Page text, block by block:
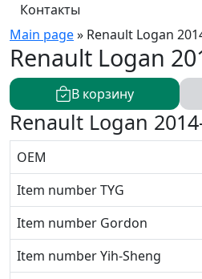
Контакты
Main page» Renault Logan
Renault Logan
В корзину
Renault Logan
OEM
Item number TYG
Item number Gordon
Item number Yih-Sheng